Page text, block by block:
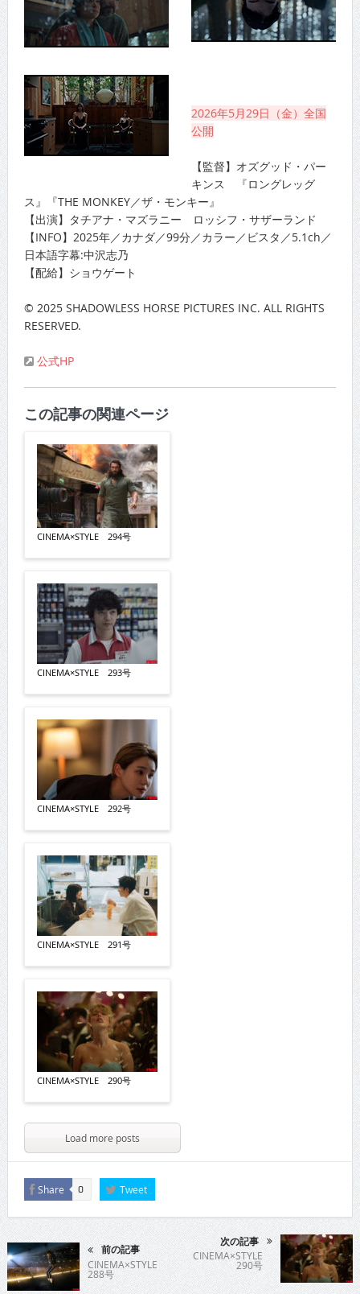
2026年5月29日（金）全国
公開
【監督】オズグッド・パー
キンス 『ロングレッグ
ス』『THE MONKEY／ザ・モンキー』
【出演】タチアナ・マズラニー ロッシフ・サザーランド
【INFO】2025年／カナダ／99分／カラー／ビスタ／5.1ch／
日本語字幕:中沢志乃
【配給】ショウゲート
© 2025 SHADOWLESS HORSE PICTURES INC. ALL RIGHTS
RESERVED.
公式HP
この記事の関連ページ
CINEMA×STYLE 294号
CINEMA×STYLE 293号
CINEMA×STYLE 292号
CINEMA×STYLE 291号
CINEMA×STYLE 290号
Load more posts
Share 0 Tweet
前の記事
CINEMA×STYLE
288号
次の記事
CINEMA×STYLE
290号